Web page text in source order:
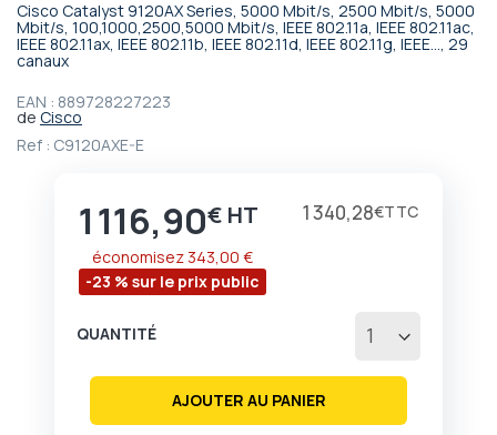
Cisco Catalyst 9120AX Series, 5000 Mbit/s, 2500 Mbit/s, 5000
Mbit/s, 100,1000,2500,5000 Mbit/s, IEEE 802.11a, IEEE 802.11ac,
IEEE 802.11ax, IEEE 802.11b, IEEE 802.11d, IEEE 802.11g, IEEE..., 29
canaux
EAN : 889728227223
de Cisco
Ref : C9120AXE-E
Prix
1 116,90€ 1 340,28€
-23 % sur le prix public
économisez 343,00 €
QUANTITÉ
AJOUTER AU PANIER
Passer
au
début
la
d’images